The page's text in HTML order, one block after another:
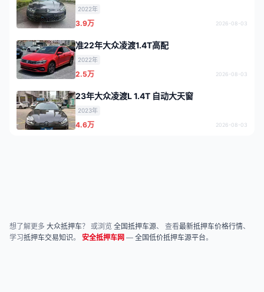
2022年
3.9万 2026-08-03
准22年大众凌渡1.4T高配
2022年
2.5万 2026-08-03
23年大众凌渡L 1.4T 自动大天窗
2023年
4.6万 2026-08-03
想了解更多 大众抵押车？ 或浏览 全国抵押车源、 查看最新抵押车价格行情、
学习抵押车交易知识。 安全抵押车网 — 全国低价抵押车源平台。